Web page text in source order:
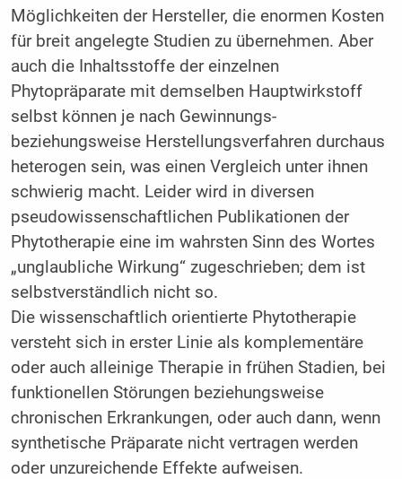
Möglichkeiten der Hersteller, die enormen Kosten
für breit angelegte Studien zu übernehmen. Aber
auch die Inhaltsstoffe der einzelnen
Phytopräparate mit demselben Hauptwirkstoff
selbst können je nach Gewinnungs-
beziehungsweise Herstellungsverfahren durchaus
heterogen sein, was einen Vergleich unter ihnen
schwierig macht. Leider wird in diversen
pseudowissenschaftlichen Publikationen der
Phytotherapie eine im wahrsten Sinn des Wortes
„unglaubliche Wirkung“ zugeschrieben; dem ist
selbstverständlich nicht so.
Die wissenschaftlich orientierte Phytotherapie
versteht sich in erster Linie als komplementäre
oder auch alleinige Therapie in frühen Stadien, bei
funktionellen Störungen beziehungsweise
chronischen Erkrankungen, oder auch dann, wenn
synthetische Präparate nicht vertragen werden
oder unzureichende Effekte aufweisen.